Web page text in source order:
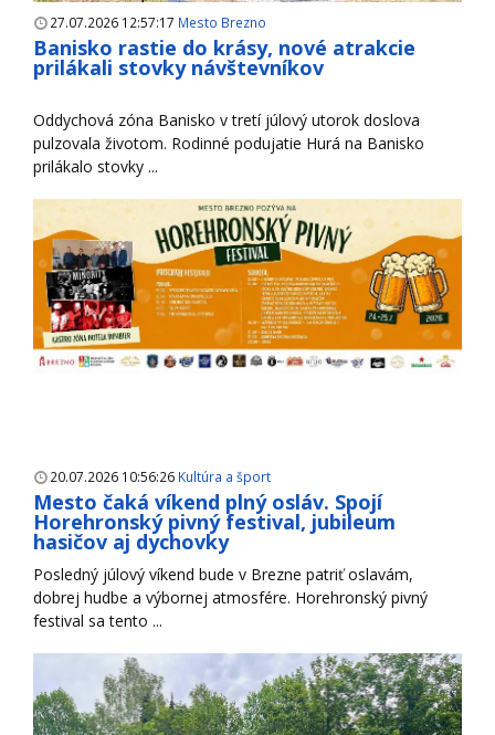
27.07.2026 12:57:17 Mesto Brezno
Banisko rastie do krásy, nové atrakcie
prilákali stovky návštevníkov
Oddychová zóna Banisko v tretí júlový utorok doslova
pulzovala životom. Rodinné podujatie Hurá na Banisko
prilákalo stovky ...
20.07.2026 10:56:26 Kultúra a šport
Mesto čaká víkend plný osláv. Spojí
Horehronský pivný festival, jubileum
hasičov aj dychovky
Posledný júlový víkend bude v Brezne patriť oslavám,
dobrej hudbe a výbornej atmosfére. Horehronský pivný
festival sa tento ...